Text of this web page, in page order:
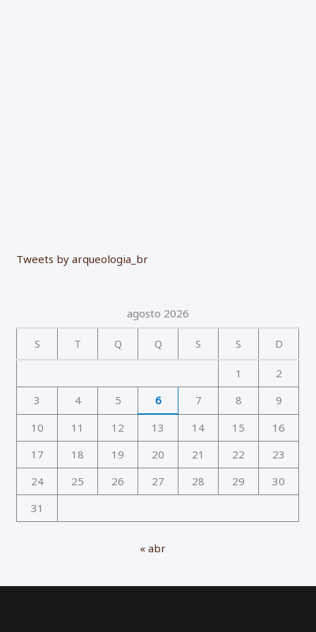
Tweets by arqueologia_br
agosto 2026
S T Q Q S S D
1
2
3
4 5 6 7 8
9
10
11 12 13 14 15
16
17
18 19 20 21 22
23
24
25 26 27 28 29
30
31
« abr